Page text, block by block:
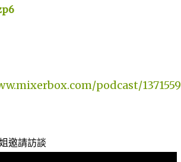
podcast/1371559
邀請訪談